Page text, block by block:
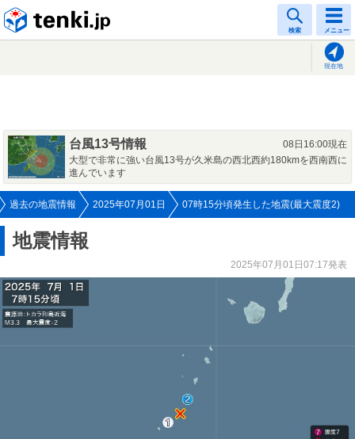
検索 メニュー
現在地
台風13号情報
08日16:00現在
大型で非常に強い台風13号が久米島の西北西約180kmを西南西に
進んでいます
過去の地震情報 2025年07月01日 07時15分頃発生した地震(最大震度2)
地震情報
2025年07月01日07:17発表